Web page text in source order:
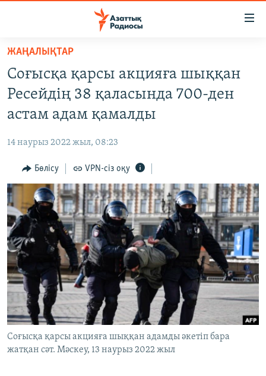
Skip
main
content
to
main
Navigation
to
Search
АДАМ ҚҰҚЫҚТАРЫ
ӘЛЕУМЕТ
ӘЛЕМ
АРНАЙЫ ЖОБАЛАР
Русский
ЖАЗЫЛЫҢЫЗ
Басқа тілдерде
ЖАҢАЛЫҚТАР
Соғысқа қарсы акцияға шыққан
Ресейдің 38 қаласында 700-ден
астам адам қамалды
14 наурыз 2022 жыл, 08:23
Бөлісу VPN-сіз оқу
Соғысқа қарсы акцияға шыққан адамды әкетіп бара
жатқан сәт. Мәскеу, 13 наурыз 2022 жыл